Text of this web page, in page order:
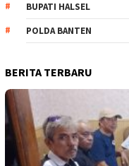
BUPATI HALSEL
POLDA BANTEN
BERITA TERBARU